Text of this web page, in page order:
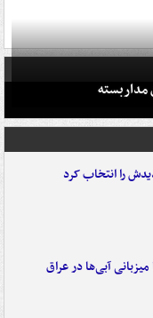
را انتخاب کرد